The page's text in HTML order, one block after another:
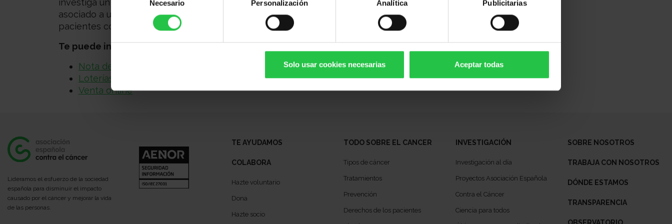
consentimiento
Necesario Personalización Analítica Publicitarias
Solo usar cookies necesarias Aceptar todas
investiga un estado premaligno, conocido como linfocitosis monocloral de células B,
asociado a un mal funcionamiento del sistema inmune y que en un porcentaje de
pacientes conlleva al desarrollo de un cáncer.
Te puede interesar:
Nota de prensa
Loterías
Venta online
Lideramos el esfuerzo de la sociedad
española para disminuir el impacto
causado por el cáncer y mejorar la vida
de las personas.
TE AYUDAMOS
COLABORA
Hazte voluntario
Dona
Hazte socio
TODO SOBRE EL CANCER
Tipos de cáncer
Tratamientos
Prevención
Derechos de los pacientes
INVESTIGACIÓN
Investigación al día
Proyectos Asociación Española
Contra el Cáncer
Ciencia para todos
SOBRE NOSOTROS
TRABAJA CON NOSOTROS
DÓNDE ESTAMOS
TRANSPARENCIA